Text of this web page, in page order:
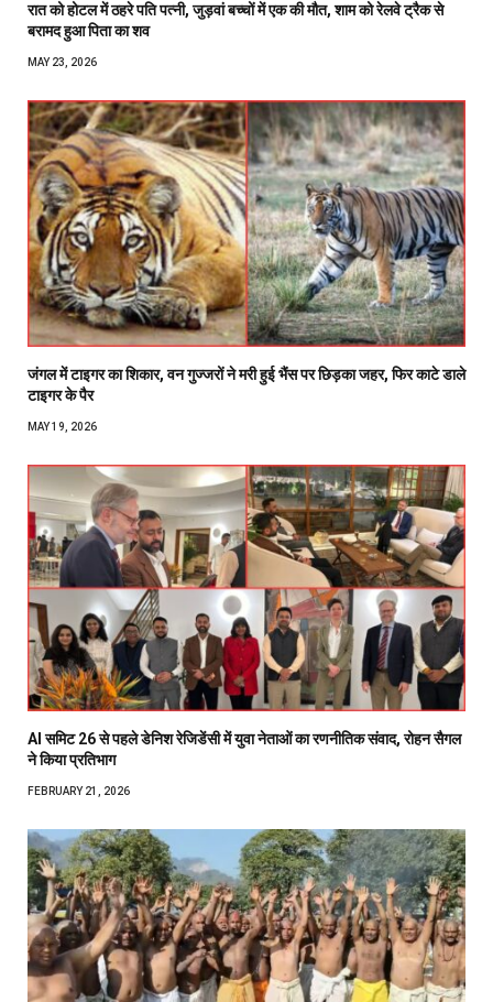
रात को होटल में ठहरे पति पत्नी, जुड़वां बच्चों में एक की मौत, शाम को रेलवे ट्रैक से
बरामद हुआ पिता का शव
MAY 23, 2026
जंगल में टाइगर का शिकार, वन गुज्जरों ने मरी हुई भैंस पर छिड़का जहर, फिर काटे डाले
टाइगर के पैर
MAY 19, 2026
AI समिट 26 से पहले डेनिश रेजिडेंसी में युवा नेताओं का रणनीतिक संवाद, रोहन सैगल
ने किया प्रतिभाग
FEBRUARY 21, 2026